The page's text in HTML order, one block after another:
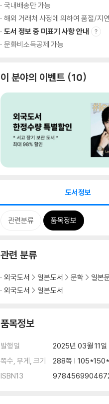
국내배송만 가능
해외 거래처 사정에 의하여 품절/지
도서 정보 중 미표기 사항 안내
문화비소득공제 가능
이 분야의 이벤트 10
도서정보
관련분류 품목정보
관련 분류
외국도서 일본도서 문학 일본
외국도서
일본도서
품목정보
발행일
2025년 03월 11일
쪽수, 무게, 크기
288쪽 |
ISBN13